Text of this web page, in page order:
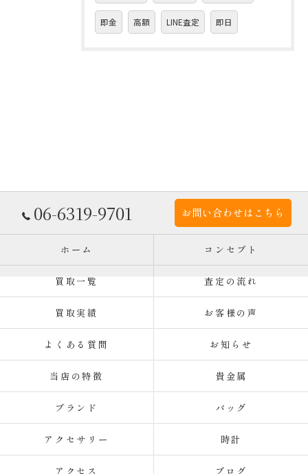
即金 高額 LINE査定 即日
06-6319-9701 お問い合わせはこちら
ホーム コンセプト
買取一覧 査定の流れ
買取実績 お客様の声
よくある質問 お知らせ
当店の特徴 貴金属
ブランド バッグ
アクセサリー 時計
アクセス ブログ